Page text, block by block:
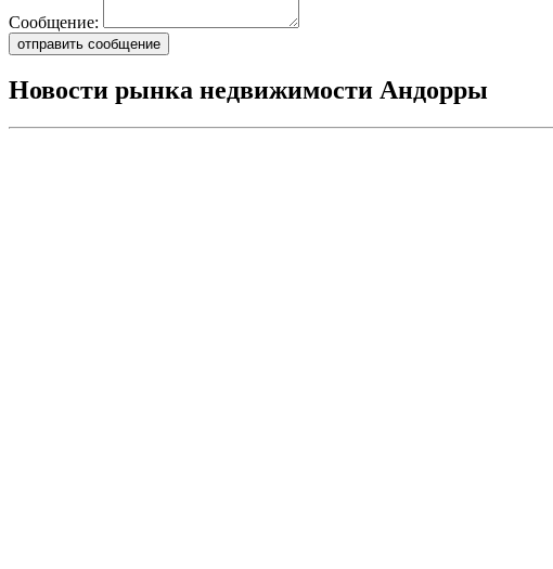
Сообщение:
отправить сообщение
Новости рынка недвижимости Андорры